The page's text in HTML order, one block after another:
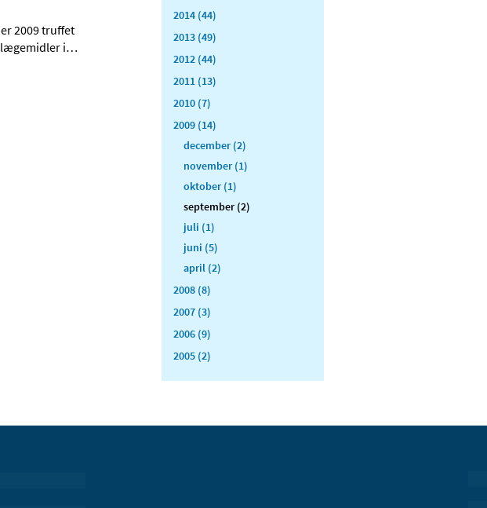
2009 truffet
i…
2014 (44)
2013 (49)
2012 (44)
2011 (13)
2010 (7)
2009 (14)
december (2)
november (1)
oktober (1)
september (2)
juli (1)
juni (5)
april (2)
2008 (8)
2007 (3)
2006 (9)
2005 (2)